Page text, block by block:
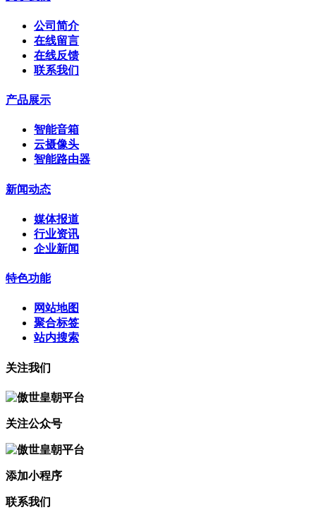
公司简介
在线留言
在线反馈
联系我们
产品展示
智能音箱
云摄像头
智能路由器
新闻动态
媒体报道
行业资讯
企业新闻
特色功能
网站地图
聚合标签
站内搜索
关注我们
关注公众号
添加小程序
联系我们